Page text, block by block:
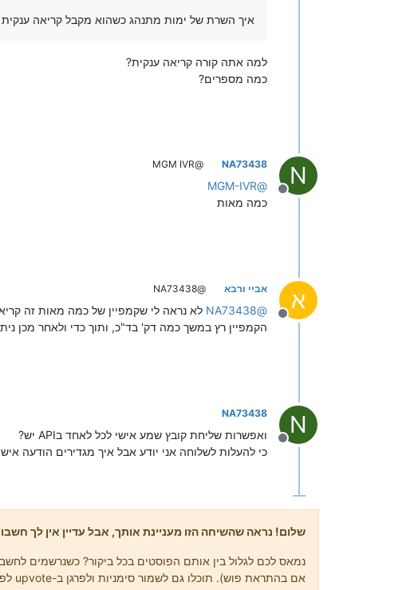
איך השרת של ימות מתנהג כשהוא מקבל קריאה ענקית
למה אתה קורה קריאה ענקית?
כמה מספרים?
N
מנותק
NA73438
@MGM IVR
@
MGM-IVR
כמה מאות
א
מנותק
אביי ורבא @NA73438
@
NA73438 לא נראה לי שקמפיין של כמה מאות זה
הקמפיין רץ במשך כמה דק' בד"כ, ותוך כדי ולאחר מכן
N
מנותק
NA73438
ואפשרות שליחת קובץ שמע אישי לכל לאחד בAPI יש?
כי להעלות לשלוחה אני יודע אבל איך מגדירים הודעה
שלום! נראה שהשיחה הזו מעניינת אותך, אבל עדיין אין לך
נמאס לכם לגלול בין אותם הפוסטים בכל ביקור? כשנרשמים
אם בהתראת פוש). תוכלו גם לשמור סימניות ולפרגן ב-upvote לפוסטים כדי להביע הערכה לחברי קהילה אחרים.